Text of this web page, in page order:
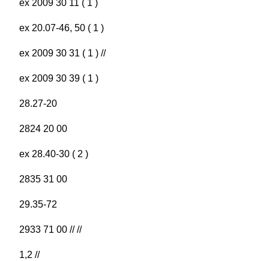
ex 2009 30 11 ( 1 )
ex 20.07-46, 50 ( 1 )
ex 2009 30 31 ( 1 ) //
ex 2009 30 39 ( 1 )
28.27-20
2824 20 00
ex 28.40-30 ( 2 )
2835 31 00
29.35-72
2933 71 00 // //
1,2 //